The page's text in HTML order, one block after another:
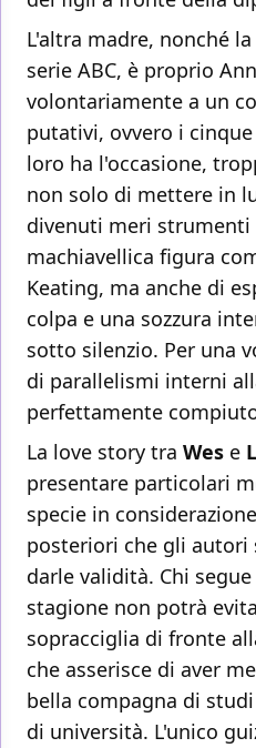
L'altra madre, nonché
serie ABC, è proprio
volontariamente a un
putativi, ovvero i
loro ha l'occasione,
non solo di mettere in
divenuti meri strumenti
machiavellica figura
Keating, ma anche di
colpa e una sozzura
sotto silenzio. Per una
di parallelismi interni
perfettamente
La love story tra Wes e
presentare particolari
specie in
posteriori che gli
darle validità. Chi
stagione non potrà
sopracciglia di fronte
che asserisce di aver
bella compagna di
di università. L'unico